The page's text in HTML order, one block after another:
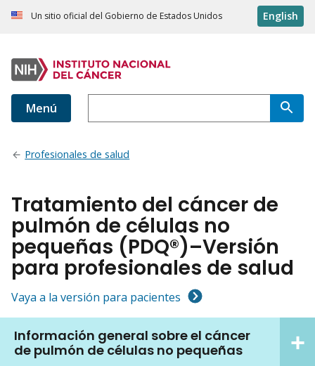
Un sitio oficial del Gobierno de Estados Unidos English
Menú
Profesionales de salud
Tratamiento del cáncer de
pulmón de células no
pequeñas (PDQ®)–Versión
para profesionales de salud
Vaya a la versión para pacientes
Información general sobre el cáncer
de pulmón de células no pequeñas